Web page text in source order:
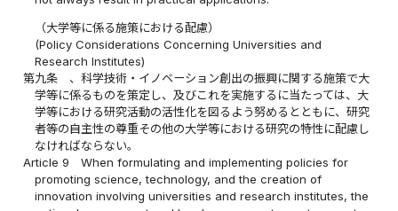
（大学等に係る施策における配慮）
(Policy Considerations Concerning Universities and
Research Institutes)
第九条
、科学技術・イノベーション創出の振興に関する施策で大
学等に係るものを策定し、及びこれを実施するに当たっては、大
学等における研究活動の活性化を図るよう努めるとともに、研究
者等の自主性の尊重その他の大学等における研究の特性に配慮し
なければならない。
Article 9
When formulating and implementing policies for
promoting science, technology, and the creation of
innovation involving universities and research institutes, the